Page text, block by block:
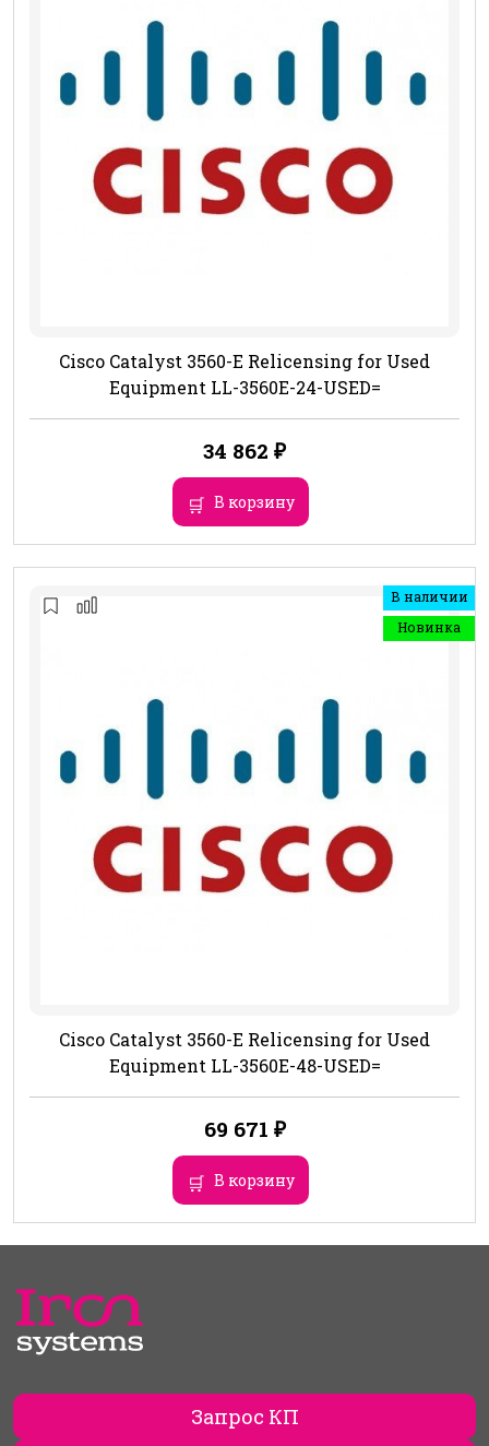
Cisco Catalyst 3560-E Relicensing for Used
Equipment LL-3560E-24-USED=
34 862 ₽
В корзину
В наличии
Новинка
Cisco Catalyst 3560-E Relicensing for Used
Equipment LL-3560E-48-USED=
69 671 ₽
В корзину
Запрос КП